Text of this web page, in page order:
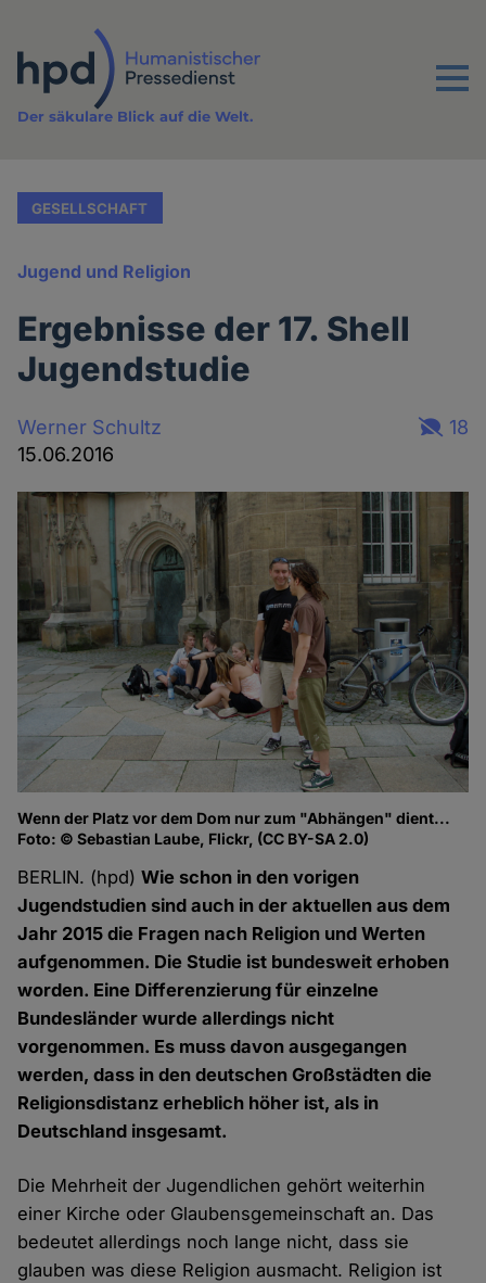
Inhalt
Menu
Der säkulare Blick auf die Welt.
GESELLSCHAFT
Jugend und Religion
Ergebnisse der 17. Shell
Jugendstudie
Werner Schultz
15.06.2016
18
Wenn der Platz vor dem Dom nur zum "Abhängen" dient...
Foto: © Sebastian Laube, Flickr, (CC BY-SA 2.0)
BERLIN. (hpd)Wie schon in den vorigen
Jugendstudien sind auch in der aktuellen aus dem
Jahr 2015 die Fragen nach Religion und Werten
aufgenommen. Die Studie ist bundesweit erhoben
worden. Eine Differenzierung für einzelne
Bundesländer wurde allerdings nicht
vorgenommen. Es muss davon ausgegangen
werden, dass in den deutschen Großstädten die
Religionsdistanz erheblich höher ist, als in
Deutschland insgesamt.
Die Mehrheit der Jugendlichen gehört weiterhin
einer Kirche oder Glaubensgemeinschaft an. Das
bedeutet allerdings noch lange nicht, dass sie
glauben was diese Religion ausmacht. Religion ist